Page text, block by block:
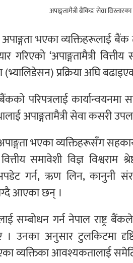
भएका व्यक्तिहरूलाई
गरिएको ‘अपाङ्गतामैत्री
प्रक्रिया अघि
बैंकको परिपत्रलाई
अपाङ्गतामैत्री सेवा कसरी
भएका व्यक्तिहरूसँग
समावेशी विज्ञ
गर्न, ऋण लिन, कानुनी
आएका छन् ।
सम्बोधन गर्न नेपाल राष्ट्र
उनका अनुसार टुलकिटमा
व्यक्तिका आवश्यकतालाई